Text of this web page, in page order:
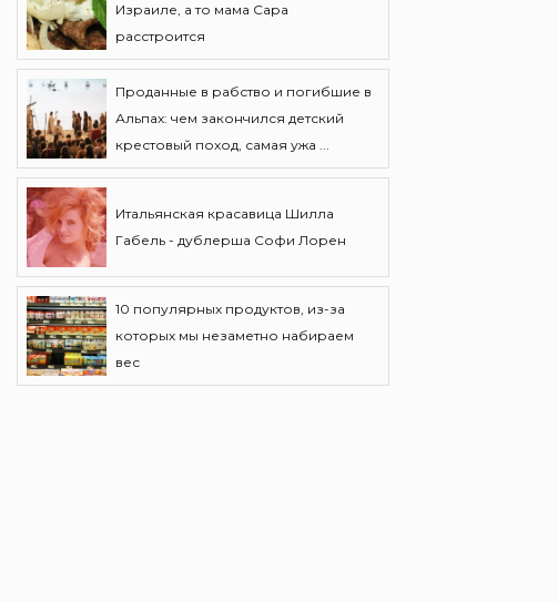
Израиле, а то мама Сара
расстроится
Проданные в рабство и погибшие в
Альпах: чем закончился детский
крестовый поход, самая ужа ...
Итальянская красавица Шилла
Габель - дублерша Софи Лорен
10 популярных продуктов, из-за
которых мы незаметно набираем
вес